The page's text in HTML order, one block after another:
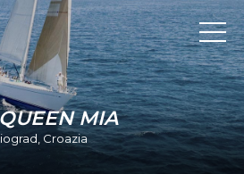
QUEEN MIA
Croazia